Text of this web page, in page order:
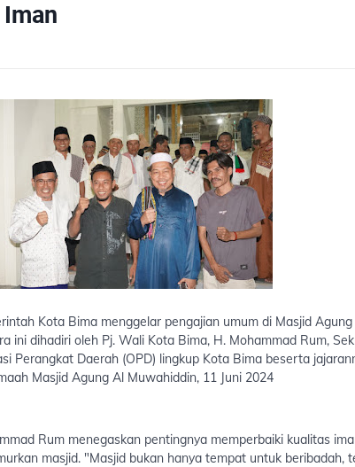
Kota Bima menggelar pengajian umum di Masjid
ini dihadiri oleh Pj. Wali Kota Bima, H. Mohammad Rum,
Perangkat Daerah (OPD) lingkup Kota Bima beserta
Masjid Agung Al Muwahiddin, 11 Juni 2024
Rum menegaskan pentingnya memperbaiki kualitas
masjid. "Masjid bukan hanya tempat untuk beribadah,